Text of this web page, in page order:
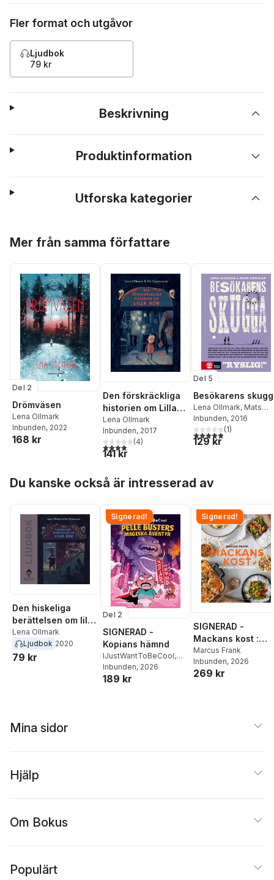
Fler format och utgåvor
Ljudbok
79 kr
Beskrivning
Produktinformation
Utforska kategorier
Mer från samma författare
Del 2
Drömväsen
Lena Ollmark
Inbunden, 2022
168 kr
Den förskräckliga
historien om Lilla
Hon
Lena Ollmark
Inbunden, 2017
4,0utav 5 stjärnor. Totalt antal röster:
(4)
141 kr
Del 5
Besökarens
Lena Ollmark, Mats
Wänblad
Inbunden, 2016
5,0utav 5 stjärnor.
(1)
129 kr
Du kanske också är intresserad av
Den hiskeliga
berättelsen om lilla
Han
Lena Ollmark
Ljudbok 2020
79 kr
Signerad!
Del 2
SIGNERAD -
Kopians hämnd
IJustWantToBeCool,
Joel Adolphson
Ejdemo Beer
Inbunden, 2026
189 kr
Signerad!
SIGNERAD -
Mackans kost :
Middagar och
matlådor
Marcus Frank
Inbunden, 2026
269 kr
Mina sidor
Hjälp
Om Bokus
Populärt